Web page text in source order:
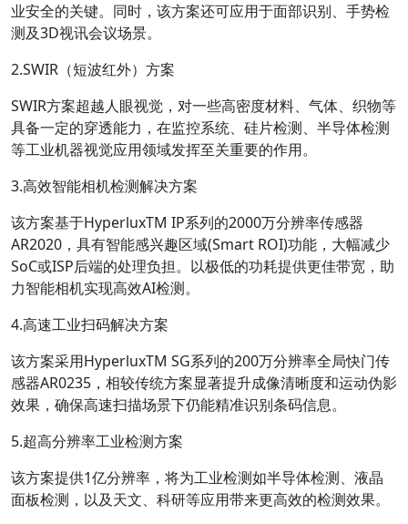
业安全的关键。同时，该方案还可应用于面部识别、手势检
测及3D视讯会议场景。
2.SWIR（短波红外）方案
SWIR方案超越人眼视觉，对一些高密度材料、气体、织物等
具备一定的穿透能力，在监控系统、硅片检测、半导体检测
等工业机器视觉应用领域发挥至关重要的作用。
3.高效智能相机检测解决方案
该方案基于HyperluxTM IP系列的2000万分辨率传感器
AR2020，具有智能感兴趣区域(Smart ROI)功能，大幅减少
SoC或ISP后端的处理负担。以极低的功耗提供更佳带宽，助
力智能相机实现高效AI检测。
4.高速工业扫码解决方案
该方案采用HyperluxTM SG系列的200万分辨率全局快门传
感器AR0235，相较传统方案显著提升成像清晰度和运动伪影
效果，确保高速扫描场景下仍能精准识别条码信息。
5.超高分辨率工业检测方案
该方案提供1亿分辨率，将为工业检测如半导体检测、液晶
面板检测，以及天文、科研等应用带来更高效的检测效果。